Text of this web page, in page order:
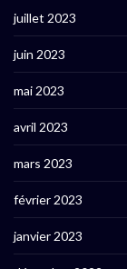
juillet 2023
juin 2023
mai 2023
avril 2023
mars 2023
février 2023
janvier 2023